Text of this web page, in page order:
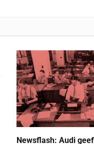
Newsflash: Audi